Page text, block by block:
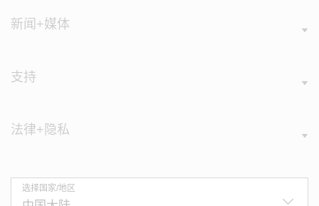
新闻+媒体
支持
法律+隐私
选择国家/地区